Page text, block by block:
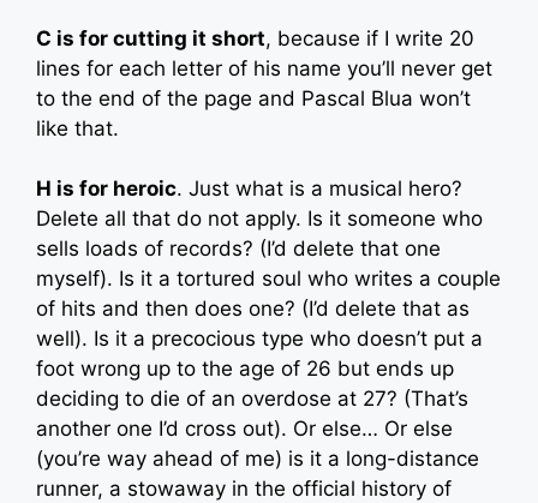
C is for cutting it short, because if I write 20
lines for each letter of his name you’ll never get
to the end of the page and Pascal Blua won’t
like that.
H is for heroic. Just what is a musical hero?
Delete all that do not apply. Is it someone who
sells loads of records? (I’d delete that one
myself). Is it a tortured soul who writes a couple
of hits and then does one? (I’d delete that as
well). Is it a precocious type who doesn’t put a
foot wrong up to the age of 26 but ends up
deciding to die of an overdose at 27? (That’s
another one I’d cross out). Or else… Or else
(you’re way ahead of me) is it a long-distance
runner, a stowaway in the official history of